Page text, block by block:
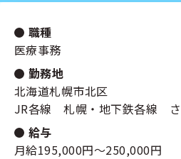
ログイン
こだわり
キーワード
職種
医療事務
勤務地
北海道札幌市北区
JR各線 札幌・地下鉄各線
給与
月給195,000円～250,000円